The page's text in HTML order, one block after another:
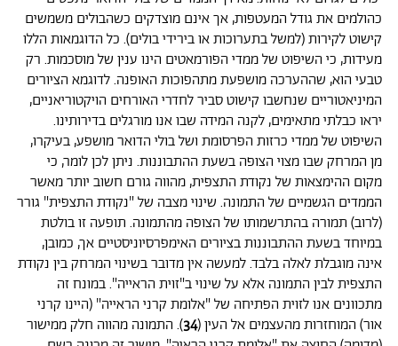
כהולמים את גודל המעטפות, אך אינם מוצדקים כשהבולים משמשים
קישוט לקירות (למשל בתערוכות או בירידי בולים). כל הדוגמאות הללו
מעידות, כי השיפוט של ממדי הפורמאטים הינו ענין של מוסכמות. רק
טבעי הוא, שההערכה מושפעת מתהפוכות האופנה. לדוגמא הציורים
המיניאטוריים שנחשבו קישוט סביר לחדרי האורחים הויקטוריאניים,
יראו כבלתי מתאימים, לקנה המידה שבו אנו מורגלים בדירותינו.
השיפוט של ממדי כרזות הפרסומת ושל בולי הדואר מושפע, בעיקרו,
מן המרחק שבו מצוי הצופה בשעת ההתבוננות. ניתן לכן לומר, כי
מקום ההימצאות של נקודת התצפית, מהווה גורם חשוב יותר מאשר
הממדים הגשמיים של התמונה. שינוי מצבה של "נקודת התצפית" גורר
(לרוב) תמורה בהתרשמותו של הצופה מהתמונה. תופעה זו בולטת
במיוחד בשעת ההתבוננות בציורים האימפרסיוניסטיים אך, כמובן,
אינה מוגבלת לאלה בלבד. למעשה אין מדובר בשינוי המרחק בין נקודת
התצפית לבין התמונה אלא על שינוי ב"זוית הראייה". במונח זה
מתכוונים אנו לזוית הפתיחה של "אלומת קרני הראייה" (היינו קרני
אור) המוחזרות מהעצמים אל העין (34). התמונה מהווה חלק ממישור